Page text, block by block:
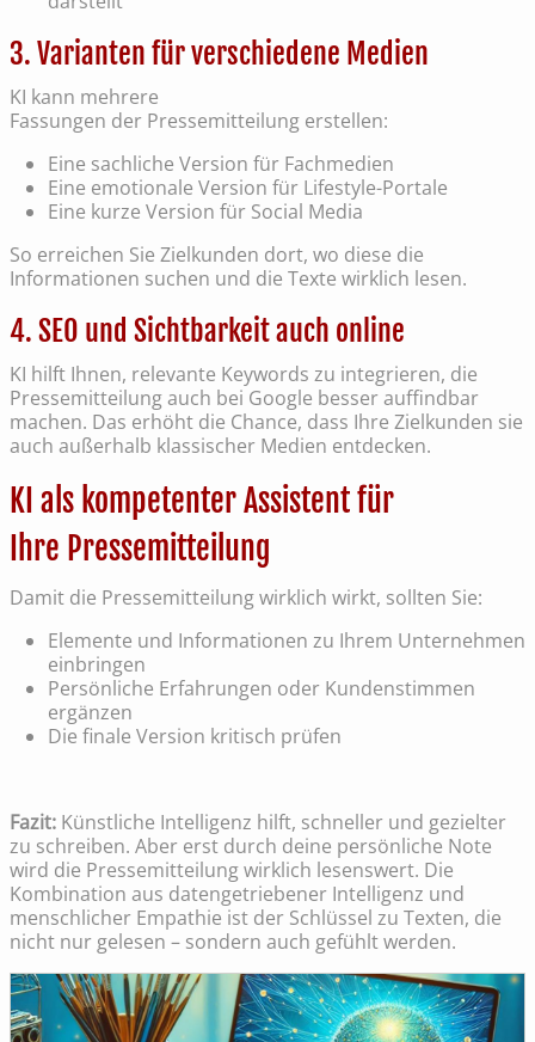
3. Varianten für verschiedene Medien
KI kann mehrere
Fassungen der Pressemitteilung erstellen:
Eine sachliche Version für Fachmedien
Eine emotionale Version für Lifestyle-Portale
Eine kurze Version für Social Media
So erreichen Sie Zielkunden dort, wo diese die
Informationen suchen und die Texte wirklich lesen.
4. SEO und Sichtbarkeit auch online
KI hilft Ihnen, relevante Keywords zu integrieren, die
Pressemitteilung auch bei Google besser auffindbar
machen. Das erhöht die Chance, dass Ihre Zielkunden sie
auch außerhalb klassischer Medien entdecken.
KI als kompetenter Assistent für
Ihre Pressemitteilung
Damit die Pressemitteilung wirklich wirkt, sollten Sie:
Elemente und Informationen zu Ihrem Unternehmen
einbringen
Persönliche Erfahrungen oder Kundenstimmen
ergänzen
Die finale Version kritisch prüfen
Fazit: Künstliche Intelligenz hilft, schneller und gezielter
zu schreiben. Aber erst durch deine persönliche Note
wird die Pressemitteilung wirklich lesenswert. Die
Kombination aus datengetriebener Intelligenz und
menschlicher Empathie ist der Schlüssel zu Texten, die
nicht nur gelesen – sondern auch gefühlt werden.